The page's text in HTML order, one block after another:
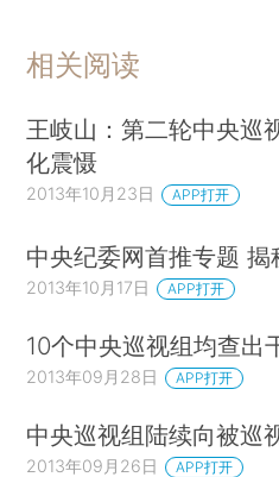
相关阅读
王岐山：第二轮中央巡
化震慑
2013年10月23日 APP打开
中央纪委网首推专题
2013年10月17日 APP打开
10个中央巡视组均查出
2013年09月28日 APP打开
中央巡视组陆续向被巡
2013年09月26日 APP打开